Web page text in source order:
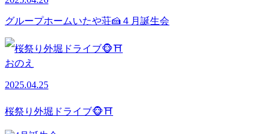
グループホームいたや荘🍰４月誕生会
おのえ
2025.04.25
桜祭り外堀ドライブ🐵⛩